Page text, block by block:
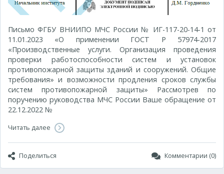
Письмо ФГБУ ВНИИПО МЧС России № ИГ-117-20-14-1 от
11.01.2023 «О применении ГОСТ Р 57974-2017
«Производственные услуги. Организация проведения
проверки работоспособности систем и установок
противопожарной защиты зданий и сооружений. Общие
требования» и возможности продления сроков службы
систем противопожарной защиты» Рассмотрев по
поручению руководства МЧС России Ваше обращение от
22.12.2022 №
Читать далее
Поделиться Комментарии (0)